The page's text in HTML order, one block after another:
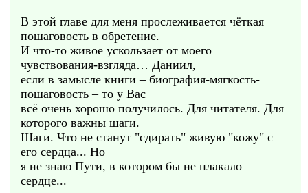
В этой главе для меня прослеживается чёткая
пошаговость в обретение.
И что-то живое ускользает от моего
чувствования-взгляда… Даниил,
если в замысле книги – биография-мягкость-
пошаговость – то у Вас
всё очень хорошо получилось. Для читателя. Для
которого важны шаги.
Шаги. Что не станут "сдирать" живую "кожу" с
его сердца... Но
я не знаю Пути, в котором бы не плакало
сердце...